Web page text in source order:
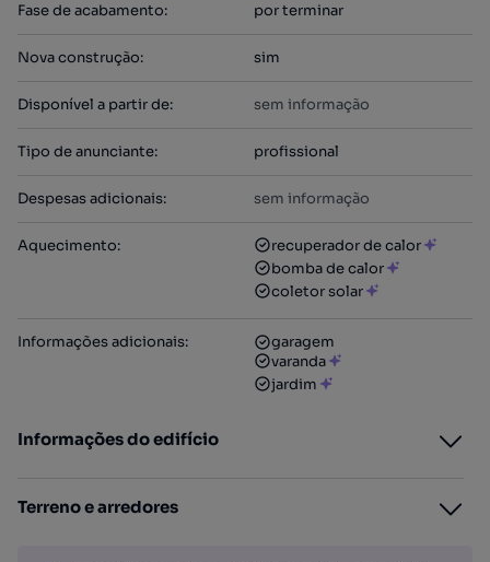
Fase de acabamento: por terminar
Nova construção: sim
Disponível a partir de: sem informação
Tipo de anunciante: profissional
Despesas adicionais: sem informação
Aquecimento:
recuperador de calor
bomba de calor
coletor solar
Informações adicionais:
garagem
varanda
jardim
Informações do edifício
Terreno e arredores